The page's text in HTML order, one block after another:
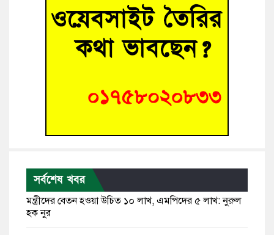
সর্বশেষ খবর
মন্ত্রীদের বেতন হওয়া উচিত ১০ লাখ, এমপিদের ৫ লাখ: নুরুল
হক নুর